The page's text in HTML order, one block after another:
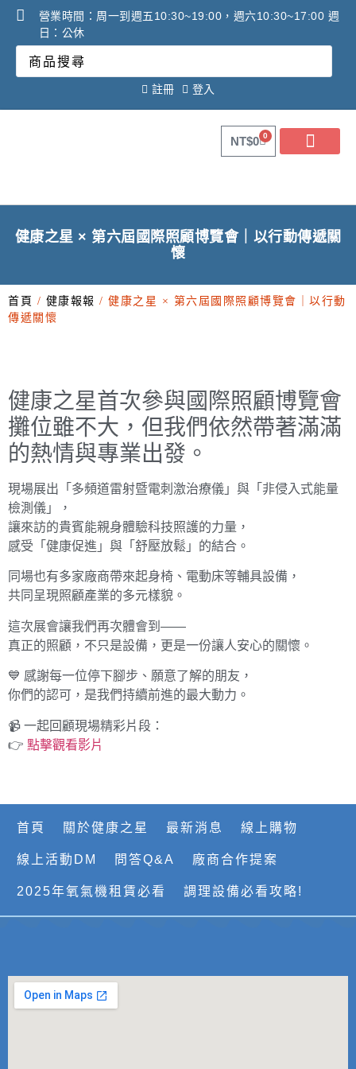
營業時間：周一到週五10:30~19:00，週六10:30~17:00 週
日：公休
註冊 登入
NT$0 0
健康之星 × 第六屆國際照顧博覽會｜以行動傳遞關
懷
首頁 / 健康報報 / 健康之星 × 第六屆國際照顧博覽會｜以行動
傳遞關懷
健康之星首次參與國際照顧博覽會
攤位雖不大，但我們依然帶著滿滿
的熱情與專業出發。
現場展出「多頻道雷射暨電刺激治療儀」與「非侵入式能量
檢測儀」，
讓來訪的貴賓能親身體驗科技照護的力量，
感受「健康促進」與「舒壓放鬆」的結合。
同場也有多家廠商帶來起身椅、電動床等輔具設備，
共同呈現照顧產業的多元樣貌。
這次展會讓我們再次體會到——
真正的照顧，不只是設備，更是一份讓人安心的關懷。
💙 感謝每一位停下腳步、願意了解的朋友，
你們的認可，是我們持續前進的最大動力。
📹 一起回顧現場精彩片段：
👉 點擊觀看影片
首頁 關於健康之星 最新消息 線上購物
線上活動DM 問答Q&A 廠商合作提案
2025年氧氣機租賃必看 調理設備必看攻略!